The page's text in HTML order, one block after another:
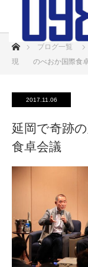
ホームブログ一覧
現 のべおか国際食
2017.11.06
延岡で奇跡
食卓会議